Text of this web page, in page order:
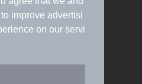
improve advertisi
on our servi
イルMEMBERS+規約
表記
ヘルプ
採用情報